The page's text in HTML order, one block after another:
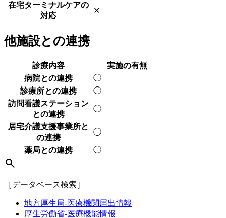
在宅ターミナルケアの
対応
✕
他施設との連携
診療内容
実施の有無
病院との連携
◯
診療所との連携
◯
訪問看護ステーション
との連携
◯
居宅介護支援事業所と
の連携
◯
薬局との連携 ◯
search
［データベース検索］
地方厚生局-医療機関届出情報
厚生労働省-医療機能情報